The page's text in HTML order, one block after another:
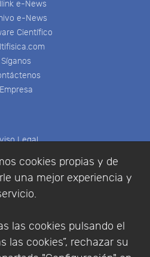
cookies propias y de
una mejor experiencia y
las cookies pulsando el
las cookies”, rechazar su
e-News
e-News
Científico
Síganos
Empresa
Legal
de Privacidad
de compra